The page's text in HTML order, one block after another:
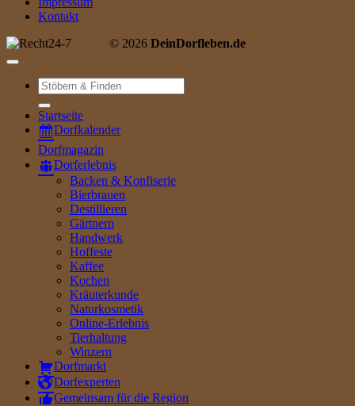
Kontakt
© 2026 DeinDorfleben.de
Suche
nach:
Startseite
Dorfkalender
Dorfmagazin
Dorferlebnis
Backen & Konfiserie
Bierbrauen
Destillieren
Gärtnern
Handwerk
Hoffeste
Kaffee
Kochen
Kräuterkunde
Naturkosmetik
Online-Erlebnis
Tierhaltung
Winzern
Dorfmarkt
Dorfexperten
Gemeinsam für die Region